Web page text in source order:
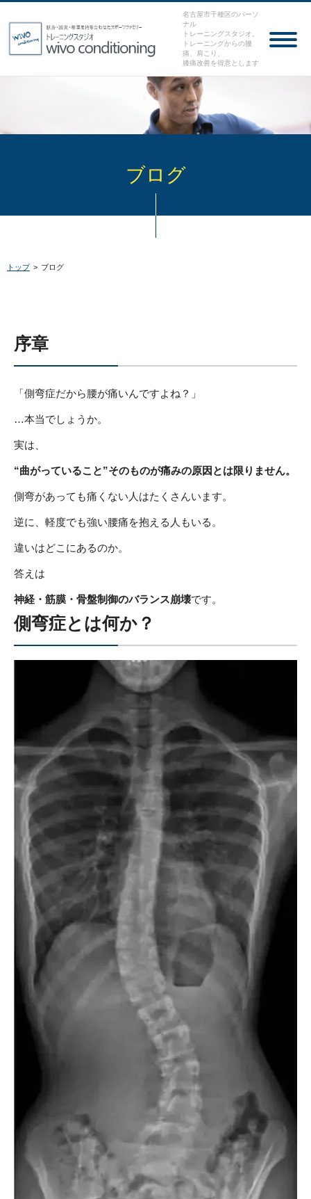
名古屋市千種区のパーソ
ナル
トレーニングスタジオ。
トレーニングからの腰
痛、肩こり、
膝痛改善を得意とします
ブログ
トップ > ブログ
序章
「側弯症だから腰が痛いんですよね？」
…本当でしょうか。
実は、
“曲がっていること”そのものが痛みの原因とは限りません。
側弯があっても痛くない人はたくさんいます。
逆に、軽度でも強い腰痛を抱える人もいる。
違いはどこにあるのか。
答えは
神経・筋膜・骨盤制御のバランス崩壊です。
側弯症とは何か？